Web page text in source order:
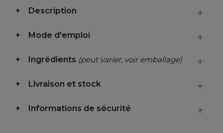
Description
Mode d'emploi
Ingrédients (peut varier, voir emballage)
Livraison et stock
Informations de sécurité